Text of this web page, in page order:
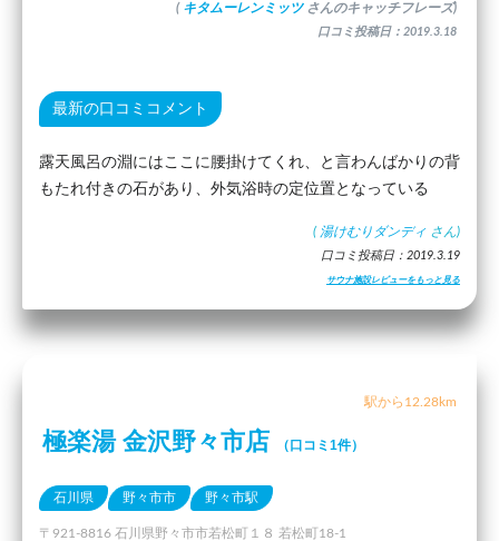
( キタムーレンミッツ さんのキャッチフレーズ)
口コミ投稿日：2019.3.18
最新の口コミコメント
露天風呂の淵にはここに腰掛けてくれ、と言わんばかりの背
もたれ付きの石があり、外気浴時の定位置となっている
( 湯けむりダンディ さん)
口コミ投稿日：2019.3.19
サウナ施設レビューをもっと見る
駅から12.28km
極楽湯 金沢野々市店 （口コミ1件）
石川県 野々市市 野々市駅
〒921-8816 石川県野々市市若松町１８ 若松町18-1